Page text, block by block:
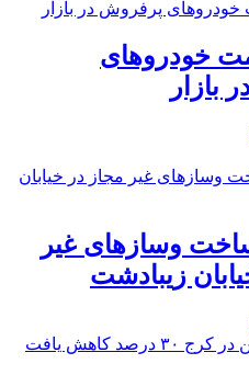
خودرو‌های
بازار
وسازهای غیر
زیبادشت